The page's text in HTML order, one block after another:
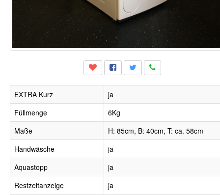
EXTRA Kurz
ja
Füllmenge
6Kg
Maße
H: 85cm, B: 40cm, T: ca. 58cm
Handwäsche
ja
Aquastopp
ja
Restzeitanzeige
ja